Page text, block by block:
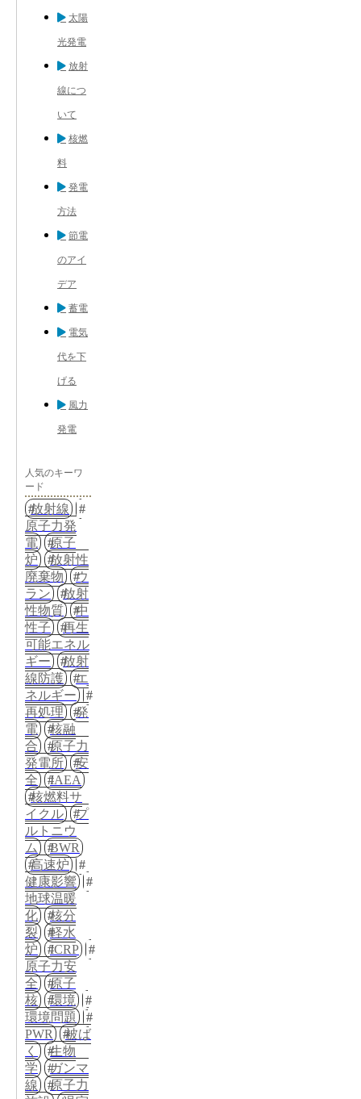
太陽
光発電
放射
線につ
いて
核燃
料
発電
方法
節電
のアイ
デア
蓄電
電気
代を下
げる
風力
発電
人気のキーワ
ード
放射線
原子力発
電
原子
炉
放射性
廃棄物
ウ
ラン
放射
性物質
中
性子
再生
可能エネル
ギー
放射
線防護
エ
ネルギー
再処理
発
電
核融
合
原子力
発電所
安
全
IAEA
核燃料サ
イクル
プ
ルトニウ
ム
BWR
高速炉
健康影響
地球温暖
化
核分
裂
軽水
炉
ICRP
原子力安
全
原子
核
環境
環境問題
PWR
被ば
く
生物
学
ガンマ
線
原子力